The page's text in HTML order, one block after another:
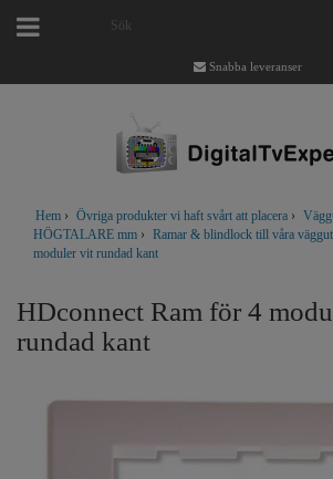
Snabba leveranser
Hem › Övriga produkter vi haft svårt att placera ›
HÖGTALARE mm › Ramar & blindlock till våra
moduler vit rundad kant
HDconnect Ram för 4
rundad kant